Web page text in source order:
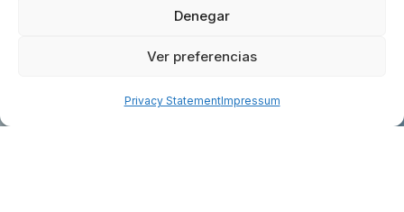
Denegar
Ver preferencias
Privacy StatementImpressum